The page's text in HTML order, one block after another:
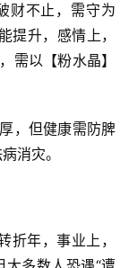
财不止，需守为
提升，感情上，
需以【粉水晶】
，但健康需防脾
消灾。
折年，事业上，